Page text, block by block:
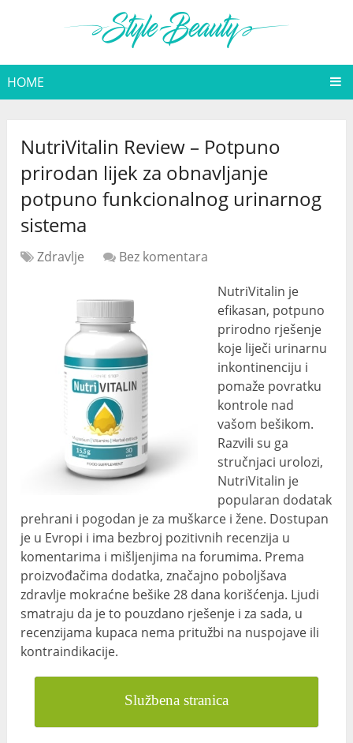
HOME
NutriVitalin Review – Potpuno
prirodan lijek za obnavljanje
potpuno funkcionalnog urinarnog
sistema
Zdravlje
Bez komentara
NutriVitalin je
efikasan, potpuno
prirodno rješenje
koje liječi urinarnu
inkontinenciju i
pomaže povratku
kontrole nad
vašom bešikom.
Razvili su ga
stručnjaci urolozi,
NutriVitalin je
popularan dodatak
prehrani i pogodan je za muškarce i žene. Dostupan
je u Evropi i ima bezbroj pozitivnih recenzija u
komentarima i mišljenjima na forumima. Prema
proizvođačima dodatka, značajno poboljšava
zdravlje mokraćne bešike 28 dana korišćenja. Ljudi
smatraju da je to pouzdano rješenje i za sada, u
recenzijama kupaca nema pritužbi na nuspojave ili
kontraindikacije.
Službena stranica